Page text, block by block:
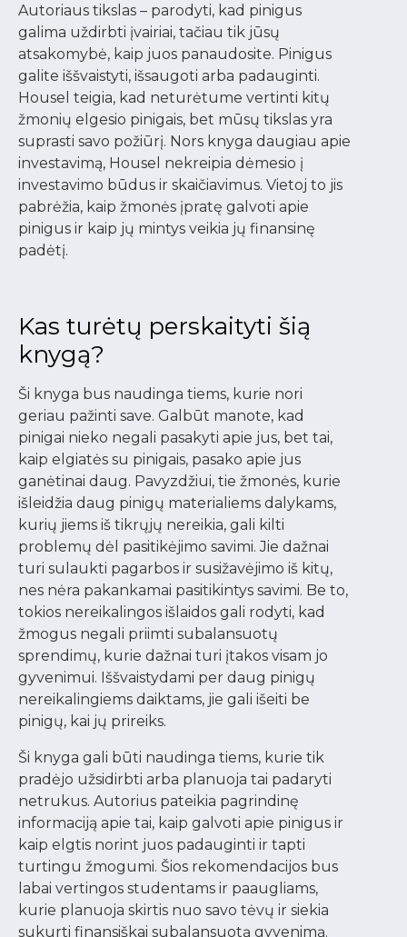
Autoriaus tikslas – parodyti, kad pinigus
galima uždirbti įvairiai, tačiau tik jūsų
atsakomybė, kaip juos panaudosite. Pinigus
galite iššvaistyti, išsaugoti arba padauginti.
Housel teigia, kad neturėtume vertinti kitų
žmonių elgesio pinigais, bet mūsų tikslas yra
suprasti savo požiūrį. Nors knyga daugiau apie
investavimą, Housel nekreipia dėmesio į
investavimo būdus ir skaičiavimus. Vietoj to jis
pabrėžia, kaip žmonės įpratę galvoti apie
pinigus ir kaip jų mintys veikia jų finansinę
padėtį.
Kas turėtų perskaityti šią
knygą?
Ši knyga bus naudinga tiems, kurie nori
geriau pažinti save. Galbūt manote, kad
pinigai nieko negali pasakyti apie jus, bet tai,
kaip elgiatės su pinigais, pasako apie jus
ganėtinai daug. Pavyzdžiui, tie žmonės, kurie
išleidžia daug pinigų materialiems dalykams,
kurių jiems iš tikrųjų nereikia, gali kilti
problemų dėl pasitikėjimo savimi. Jie dažnai
turi sulaukti pagarbos ir susižavėjimo iš kitų,
nes nėra pakankamai pasitikintys savimi. Be to,
tokios nereikalingos išlaidos gali rodyti, kad
žmogus negali priimti subalansuotų
sprendimų, kurie dažnai turi įtakos visam jo
gyvenimui. Iššvaistydami per daug pinigų
nereikalingiems daiktams, jie gali išeiti be
pinigų, kai jų prireiks.
Ši knyga gali būti naudinga tiems, kurie tik
pradėjo užsidirbti arba planuoja tai padaryti
netrukus. Autorius pateikia pagrindinę
informaciją apie tai, kaip galvoti apie pinigus ir
kaip elgtis norint juos padauginti ir tapti
turtingu žmogumi. Šios rekomendacijos bus
labai vertingos studentams ir paaugliams,
kurie planuoja skirtis nuo savo tėvų ir siekia
sukurti finansiškai subalansuotą gyvenimą.